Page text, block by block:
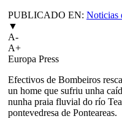
PUBLICADO EN: Noticias
▼
A-
A+
Europa Press
Efectivos de Bombeiros
un home que sufriu unha
nunha praia fluvial do río
pontevedresa de Ponteareas.